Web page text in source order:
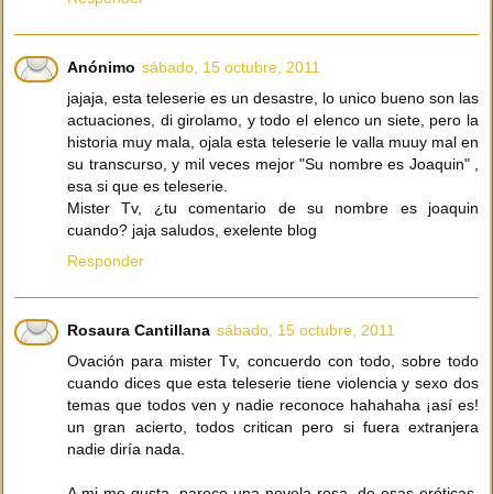
Anónimo sábado, 15 octubre, 2011
jajaja, esta teleserie es un desastre, lo unico bueno son las
actuaciones, di girolamo, y todo el elenco un siete, pero la
historia muy mala, ojala esta teleserie le valla muuy mal en
su transcurso, y mil veces mejor "Su nombre es Joaquin" ,
esa si que es teleserie.
Mister Tv, ¿tu comentario de su nombre es joaquin
cuando? jaja saludos, exelente blog
Responder
Rosaura Cantillana sábado, 15 octubre, 2011
Ovación para mister Tv, concuerdo con todo, sobre todo
cuando dices que esta teleserie tiene violencia y sexo dos
temas que todos ven y nadie reconoce hahahaha ¡así es!
un gran acierto, todos critican pero si fuera extranjera
nadie diría nada.